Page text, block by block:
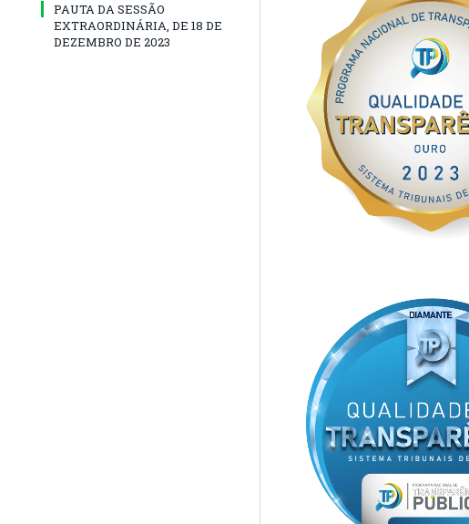
PAUTA DA SESSÃO
EXTRAORDINÁRIA, DE 18 DE
DEZEMBRO DE 2023